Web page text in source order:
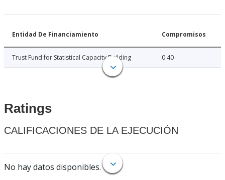
Entidad De Financiamiento Compromisos
Trust Fund for Statistical Capacity Building 0.40
Ratings
CALIFICACIONES DE LA EJECUCIÓN
No hay datos disponibles.